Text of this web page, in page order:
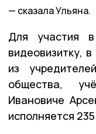
сказала Ульяна.
Для участия в
видеовизитку,
из
общества,
Ивановиче
исполняется